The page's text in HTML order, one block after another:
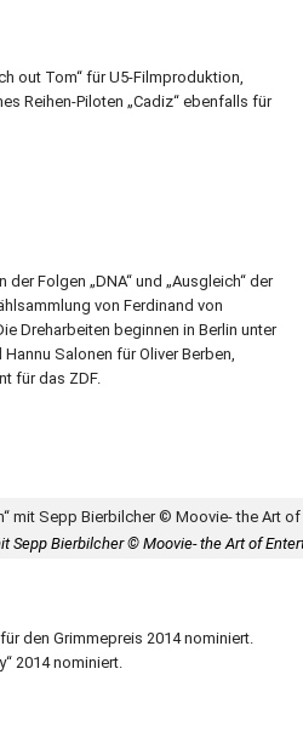
out Tom“ für U5-Filmproduktion,
Reihen-Piloten „Cadiz“ ebenfalls für
Folgen „DNA“ und „Ausgleich“ der
von Ferdinand von
Dreharbeiten beginnen in Berlin unter
Salonen für Oliver Berben,
für das ZDF.
Sepp Bierbilcher © Moovie- the Art of
den Grimmepreis 2014 nominiert.
2014 nominiert.